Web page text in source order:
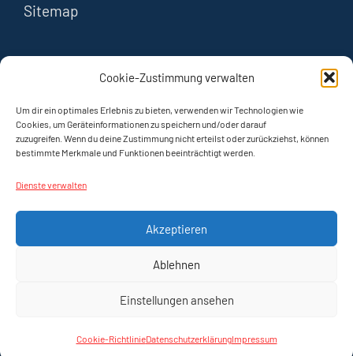
Cookie-Zustimmung verwalten
Um dir ein optimales Erlebnis zu bieten, verwenden wir Technologien wie
Cookies, um Geräteinformationen zu speichern und/oder darauf
zuzugreifen. Wenn du deine Zustimmung nicht erteilst oder zurückziehst, können
bestimmte Merkmale und Funktionen beeinträchtigt werden.
Dienste verwalten
Akzeptieren
Ablehnen
Einstellungen ansehen
Cookie-RichtlinieDatenschutzerklärungImpressum
Sitemap
Instagram
YouTube
Steinmeyer
Webdesign:www.hummelsrichtung.de